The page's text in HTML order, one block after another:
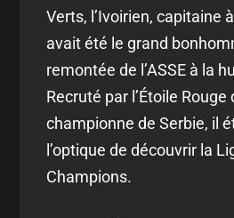
Verts, l’Ivoirien, capitaine
avait été le grand
remontée de l’ASSE à la
Recruté par l’Étoile Rouge
championne de Serbie, il
l’optique de découvrir la
Champions.